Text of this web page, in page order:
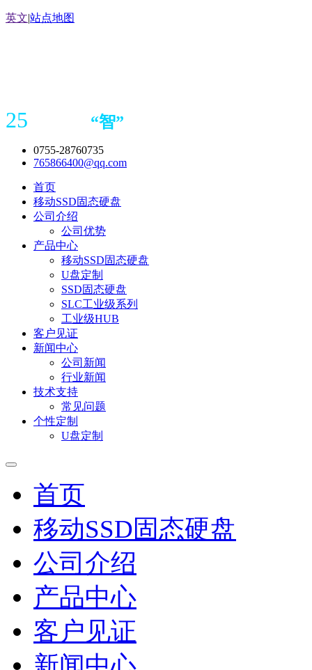
英文|站点地图
25 “智”
0755-28760735
765866400@qq.com
首页
移动SSD固态硬盘
公司介绍
公司优势
产品中心
移动SSD固态硬盘
U盘定制
SSD固态硬盘
SLC工业级系列
工业级HUB
客户见证
新闻中心
公司新闻
行业新闻
技术支持
常见问题
个性定制
U盘定制
首页
移动SSD固态硬盘
公司介绍
产品中心
客户见证